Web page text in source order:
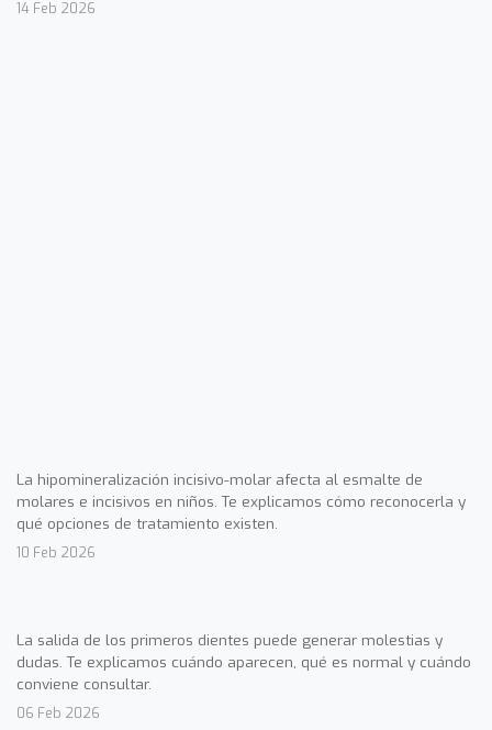
14 Feb 2026
La hipomineralización incisivo-molar afecta al esmalte de
molares e incisivos en niños. Te explicamos cómo reconocerla y
qué opciones de tratamiento existen.
10 Feb 2026
La salida de los primeros dientes puede generar molestias y
dudas. Te explicamos cuándo aparecen, qué es normal y cuándo
conviene consultar.
06 Feb 2026